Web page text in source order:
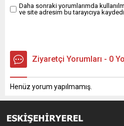
Daha sonraki yorumlarımda
ve site adresim bu tarayıcıya
Ziyaretçi Yorumları - 0
Henüz yorum yapılmamış.